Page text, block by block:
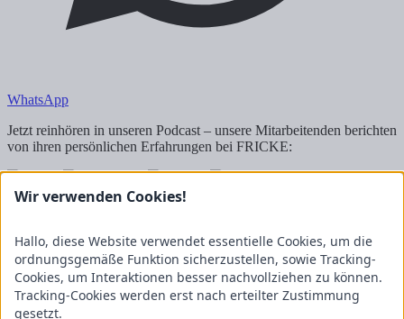
WhatsApp
Jetzt reinhören in unseren Podcast – unsere Mitarbeitenden berichten
von ihren persönlichen Erfahrungen bei FRICKE:
Kontakt
Zum Kreuzkamp 7
27404 Heeslingen
Unternehmensbereiche
Fricke HoldingFricke LandmaschinenFricke
Wir verwenden Cookies!
Hallo, diese Website verwendet essentielle Cookies, um die
ordnungsgemäße Funktion sicherzustellen, sowie Tracking-
Cookies, um Interaktionen besser nachvollziehen zu können.
Tracking-Cookies werden erst nach erteilter Zustimmung
gesetzt.